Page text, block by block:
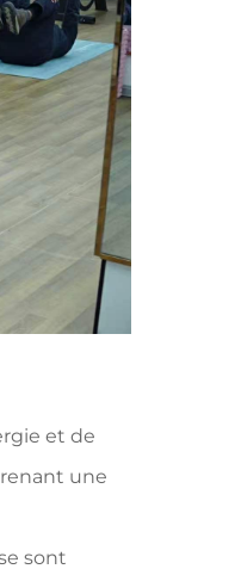
et de
une
sont